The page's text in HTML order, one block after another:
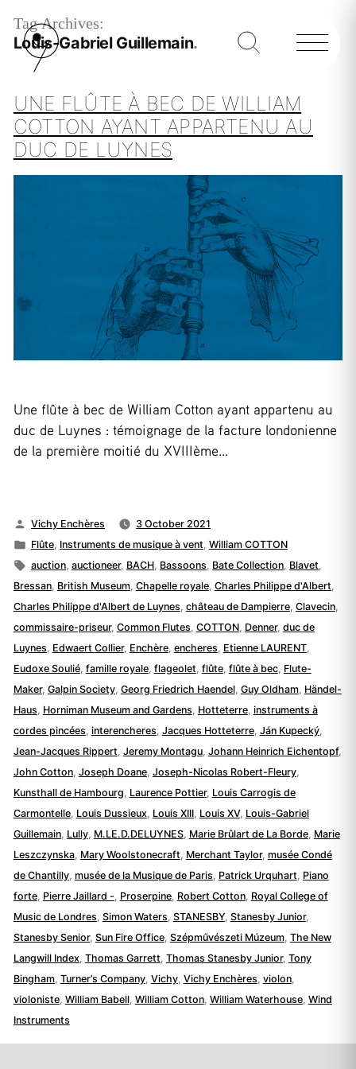
Tag Archives:
Louis-Gabriel Guillemain
UNE FLÛTE À BEC DE WILLIAM
COTTON AYANT APPARTENU AU
DUC DE LUYNES
Une flûte à bec de William Cotton ayant appartenu au
duc de Luynes : témoignage de la facture londonienne
de la première moitié du XVIIIème…
Posted
by
Vichy Enchères
3 October 2021
Posted
in
Flûte Instruments de musique à vent ,William COTTON
Tags:
auction ,auctioneer, BACH Bassoons Bate Collection Blavet
Bressan, British Museum, Chapelle royale, Charles Philippe d'Albert
Charles Philippe d'Albert de Luynes château de Dampierre, Clavecin,
commissaire-priseur, Common Flutes COTTON, Denner, duc de
Luynes Edwaert Collier, Enchère, encheres Etienne LAURENT,
Eudoxe Soulié, famille royale, flageolet flûte, flûte à bec, Flute-
Maker, Galpin Society, Georg Friedrich Haendel, Guy Oldham, Händel-
Haus Horniman Museum and Gardens Hotteterre, instruments à
cordes pincées interencheres Jacques Hotteterre, Ján Kupecký,
Jean-Jacques Rippert Jeremy Montagu, Johann Heinrich Eichentopf,
John Cotton, Joseph Doane, Joseph-Nicolas Robert-Fleury,
Kunsthall de Hambourg Laurence Pottier, Louis Carrogis de
Carmontelle, Louis Dussieux, Louis XIII, Louis XV, Louis-Gabriel
Guillemain, Lully, M.LE.D.DELUYNES, Marie Brûlart de La Borde, Marie
Leszczynska, Mary Woolstonecraft Merchant Taylor, musée Condé
de Chantilly, musée de la Musique de Paris Patrick Urquhart Piano
forte, Pierre Jaillard - Proserpine, Robert Cotton, Royal College of
Music de Londres Simon Waters STANESBY, Stanesby Junior,
Stanesby Senior, Sun Fire Office, Szépművészeti Múzeum, The New
Langwill Index, Thomas Garrett Thomas Stanesby Junior, Tony
Bingham, Turner’s Company, Vichy, Vichy Enchères violon,
violoniste, William Babell, William Cotton, William Waterhouse, Wind
Instruments